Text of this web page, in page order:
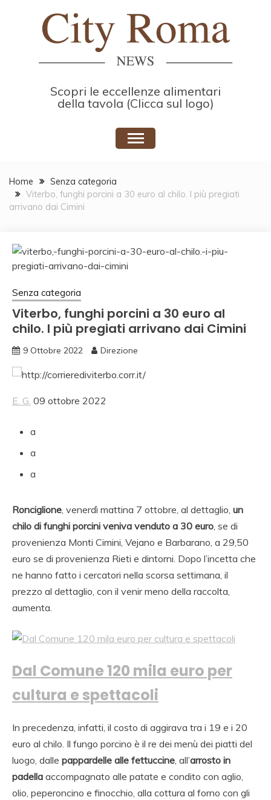
Scopri le eccellenze alimentari
della tavola (Clicca sul logo)
Home
Senza categoria
Viterbo, funghi porcini a 30 euro al chilo. I più pregiati
arrivano dai Cimini
Senza categoria
Viterbo, funghi porcini a 30 euro al
chilo. I più pregiati arrivano dai Cimini
9 Ottobre 2022 Direzione
E. G. 09 ottobre 2022
a
a
a
Ronciglione, venerdì mattina 7 ottobre, al dettaglio, un
chilo di funghi porcini veniva venduto a 30 euro, se di
provenienza Monti Cimini, Vejano e Barbarano, a 29,50
euro se di provenienza Rieti e dintorni. Dopo l’incetta che
ne hanno fatto i cercatori nella scorsa settimana, il
prezzo al dettaglio, con il venir meno della raccolta,
aumenta.
Dal Comune 120 mila euro per
cultura e spettacoli
In precedenza, infatti, il costo di aggirava tra i 19 e i 20
euro al chilo. Il fungo porcino è il re dei menù dei piatti del
luogo, dalle pappardelle alle fettuccine, all’arrosto in
padella accompagnato alle patate e condito con aglio,
olio, peperoncino e finocchio, alla cottura al forno con gli